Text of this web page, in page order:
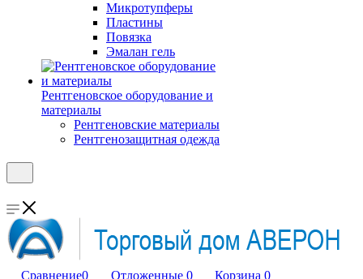
Микротупферы
Пластины
Повязка
Эмалан гель
Рентгеновское оборудование и
материалы
Рентгеновские материалы
Рентгенозащитная одежда
Сравнение0 Отложенные 0 Корзина 0